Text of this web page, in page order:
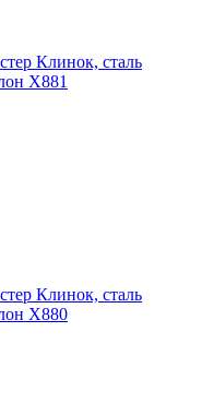
Клинок, сталь
X881
Клинок, сталь
X880